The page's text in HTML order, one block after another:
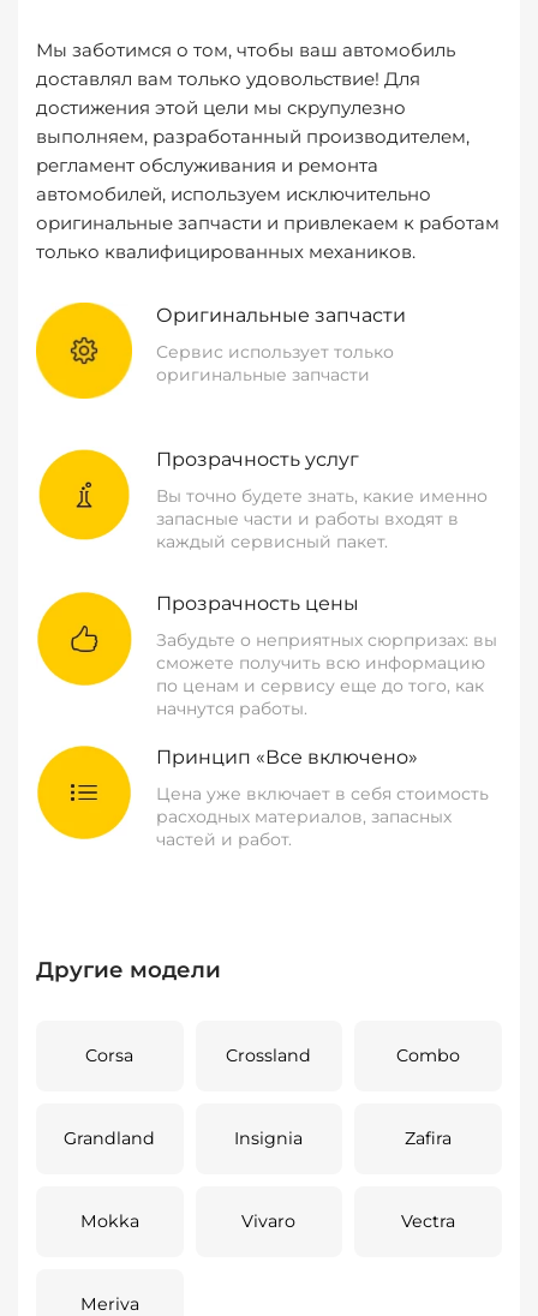
Мы заботимся о том, чтобы ваш автомобиль
доставлял вам только удовольствие! Для
достижения этой цели мы скрупулезно
выполняем, разработанный производителем,
регламент обслуживания и ремонта
автомобилей, используем исключительно
оригинальные запчасти и привлекаем к работам
только квалифицированных механиков.
Оригинальные запчасти
Сервис использует только
оригинальные запчасти
Прозрачность услуг
Вы точно будете знать, какие именно
запасные части и работы входят в
каждый сервисный пакет.
Прозрачность цены
Забудьте о неприятных сюрпризах: вы
сможете получить всю информацию
по ценам и сервису еще до того, как
начнутся работы.
Принцип «Все включено»
Цена уже включает в себя стоимость
расходных материалов, запасных
частей и работ.
Другие модели
Corsa Crossland Combo
Grandland Insignia Zafira
Mokka Vivaro Vectra
Meriva